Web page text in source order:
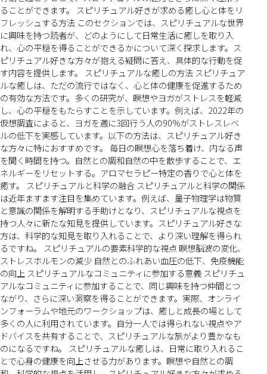
ることができます。 スピリチュアル好きが求める癒し心と体をリ
フレッシュする方法 このセクションでは、スピリチュアルな世界
に興味を持つ読者が、どのようにして日常生活に癒しを取り入
れ、心の平穏を得ることができるかについて深く探求します。ス
ピリチュアル好きな方々が抱える疑問に答え、具体的な行動を促
す内容を提供します。 スピリチュアルな癒しの方法 スピリチュア
ルな癒しは、ただの流行ではなく、心と体の健康を促進するため
の有効な方法です。多くの研究が、瞑想やヨガがストレスを軽減
し、心の平穏をもたらすことを示しています。例えば、2022年の
仮想調査によると、ヨガを週に3回行う人の90%がストレスレベ
ルの低下を実感しています。以下の方法は、スピリチュアル好き
な方々に特におすすめです。 毎日の瞑想心を落ち着け、内なる声
を聞く時間を持つ。自然との調和自然の中を散歩することで、エ
ネルギーをリセットする。アロマセラピー特定の香りで心と体を
癒す。 スピリチュアルと科学の融合 スピリチュアルと科学の関係
は近年ますます注目を集めています。例えば、量子物理学は物質
と意識の関係を解明する手助けとなり、スピリチュアルな視点を
持つ人々に新たな知見を提供しています。スピリチュアル好きな
方は、科学的な知見を取り入れることで、より深い理解を得られ
るですね。 スピリチュアルの要素科学的な視点 瞑想脳波の変化、
ストレスホルモンの減少 自然とのふれあい血圧の低下、免疫機能
の向上 スピリチュアルなコミュニティに参加する意義 スピリチュ
アルなコミュニティに参加することで、同じ興味を持つ仲間とつ
ながり、さらに深い洞察を得ることができます。実際、オンライ
ンフォーラムや地元のワークショップは、癒しと成長の場として
多くの人に利用されています。自分一人では得られない視点やア
ドバイスを共有することで、スピリチュアルな旅がより豊かなも
のになるですね。 スピリチュアルな癒しは、日常に取り入れるこ
とで心身の健康を向上させる力があります。瞑想や自然との調